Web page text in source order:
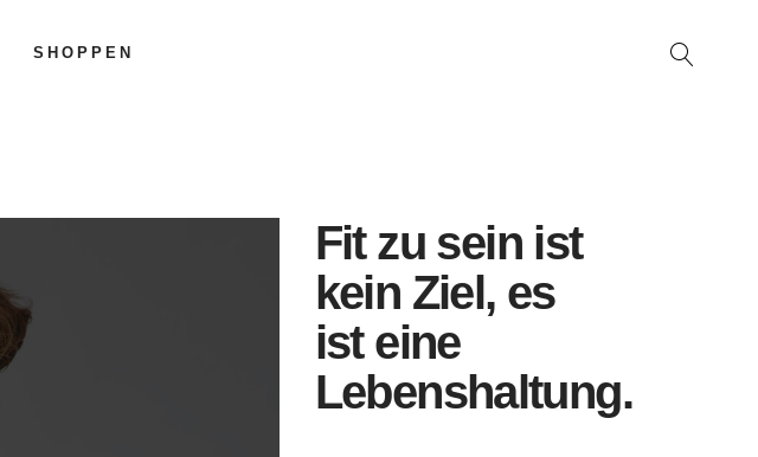
SHOPPEN
Fit zu sein ist
kein Ziel, es
ist eine
Lebenshaltung.